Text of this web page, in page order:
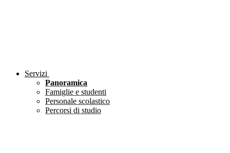
Servizi
Panoramica
Famiglie e studenti
Personale scolastico
Percorsi di studio